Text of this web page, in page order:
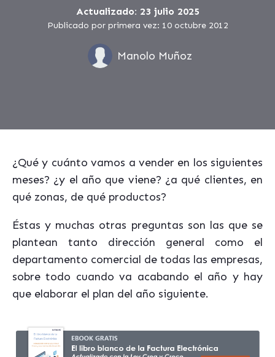
Actualizado: 23 julio 2025
Publicado por primera vez: 10 octubre 2012
Manolo Muñoz
¿Qué y cuánto vamos a vender en los siguientes
meses? ¿y el año que viene? ¿a qué clientes, en
qué zonas, de qué productos?
Éstas y muchas otras preguntas son las que se
plantean tanto dirección general como el
departamento comercial de todas las empresas,
sobre todo cuando va acabando el año y hay
que elaborar el plan del año siguiente.